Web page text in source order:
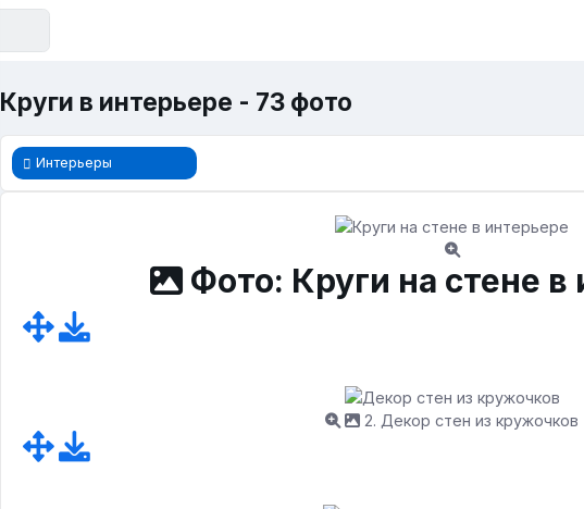
Круги в интерьере - 73 фото
Интерьеры
Фото: Круги на стене в
2. Декор стен из кружочков